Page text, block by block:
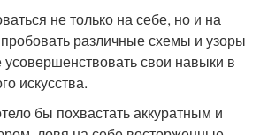
не только на себе, но и на
различные схемы и узоры
свои навыки в
искусства.
бы похвастать аккуратным и